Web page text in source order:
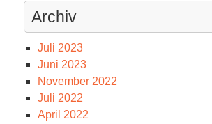
Archiv
Juli 2023
Juni 2023
November 2022
Juli 2022
April 2022